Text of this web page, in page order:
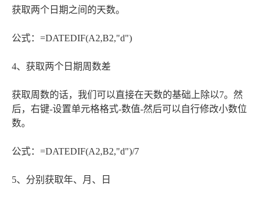
获取两个日期之间的天数。
公式：=DATEDIF(A2,B2,"d")
4、获取两个日期周数差
获取周数的话，我们可以直接在天数的基础上除以7。然
后，右键-设置单元格格式-数值-然后可以自行修改小数位
数。
公式：=DATEDIF(A2,B2,"d")/7
5、分别获取年、月、日